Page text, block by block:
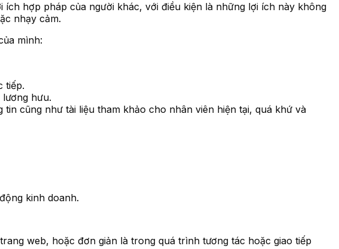
hợp pháp của người khác, với điều kiện là những lợi ích này không
nhạy cảm.
mình:
tiếp.
hưu.
cũng như tài liệu tham khảo cho nhân viên hiện tại, quá khứ và
kinh doanh.
web, hoặc đơn giản là trong quá trình tương tác hoặc giao tiếp